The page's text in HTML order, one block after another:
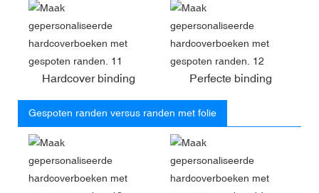
Hardcover binding Perfecte binding
Gespoten randen versus randen met folie